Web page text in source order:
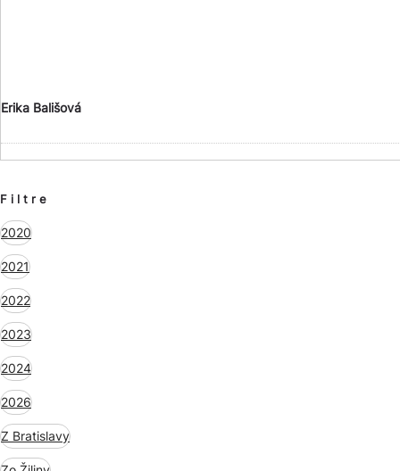
Erika Bališová
Filtre
2020
2021
2022
2023
2024
2026
Z Bratislavy